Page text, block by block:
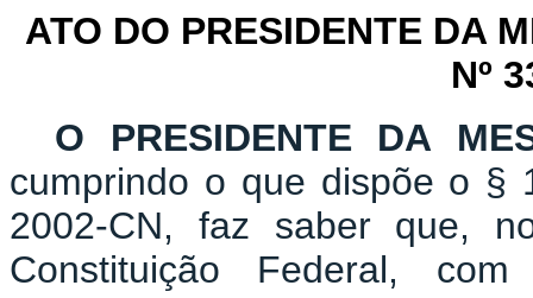
ATO DO PRESIDENTE DA
Nº
O PRESIDENTE DA
cumprindo o que dispõe o §
2002-CN, faz saber que,
Constituição Federal,